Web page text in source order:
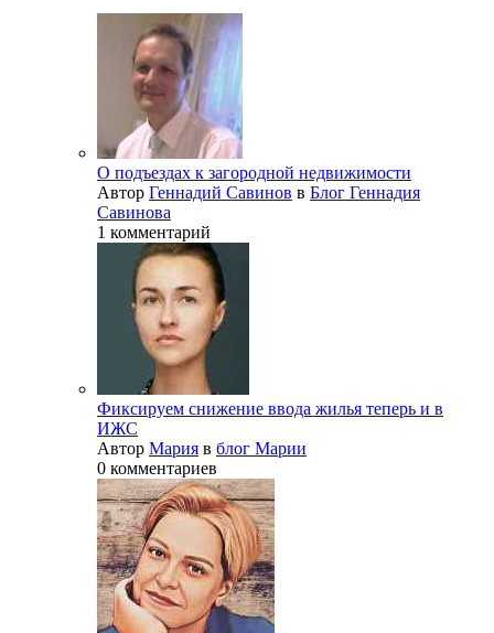
О подъездах к загородной недвижимости
Автор Геннадий Савинов в Блог Геннадия
Савинова
1 комментарий
Фиксируем снижение ввода жилья теперь и в
ИЖС
Автор Мария в блог Марии
0 комментариев